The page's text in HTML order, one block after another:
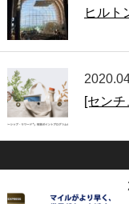
ヒルト
[セン